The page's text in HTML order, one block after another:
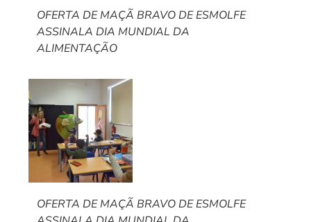
OFERTA DE MAÇÃ BRAVO DE ESMOLFE
ASSINALA DIA MUNDIAL DA
ALIMENTAÇÃO
OFERTA DE MAÇÃ BRAVO DE ESMOLFE